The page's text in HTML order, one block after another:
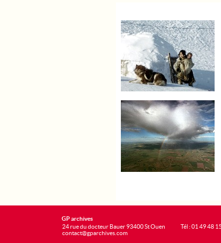
GP archives
24 rue du docteur Bauer 93400 St Ouen
contact@gparchives.com
Tél : 01 49 48